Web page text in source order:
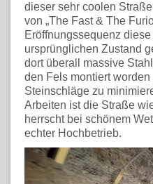
dieser sehr coolen
von „The Fast & The
Eröffnungssequenz
ursprünglichen Zustand
dort überall massive
den Fels montiert
Steinschläge zu
Arbeiten ist die Straße
herrscht bei schönem
echter Hochbetrieb.